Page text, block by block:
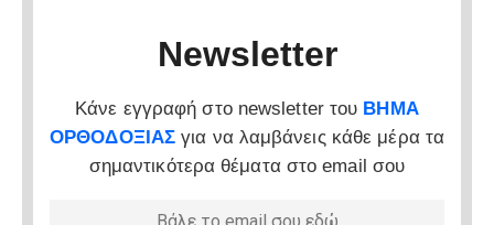
Newsletter
Κάνε εγγραφή στο newsletter του ΒΗΜΑ
ΟΡΘΟΔΟΞΙΑΣ για να λαμβάνεις κάθε μέρα τα
σημαντικότερα θέματα στο email σου